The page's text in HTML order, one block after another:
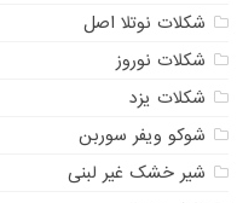
شکلات نوتلا اصل
شکلات نوروز
شکلات یزد
شوکو ویفر سوربن
شیر خشک غیر لبنی